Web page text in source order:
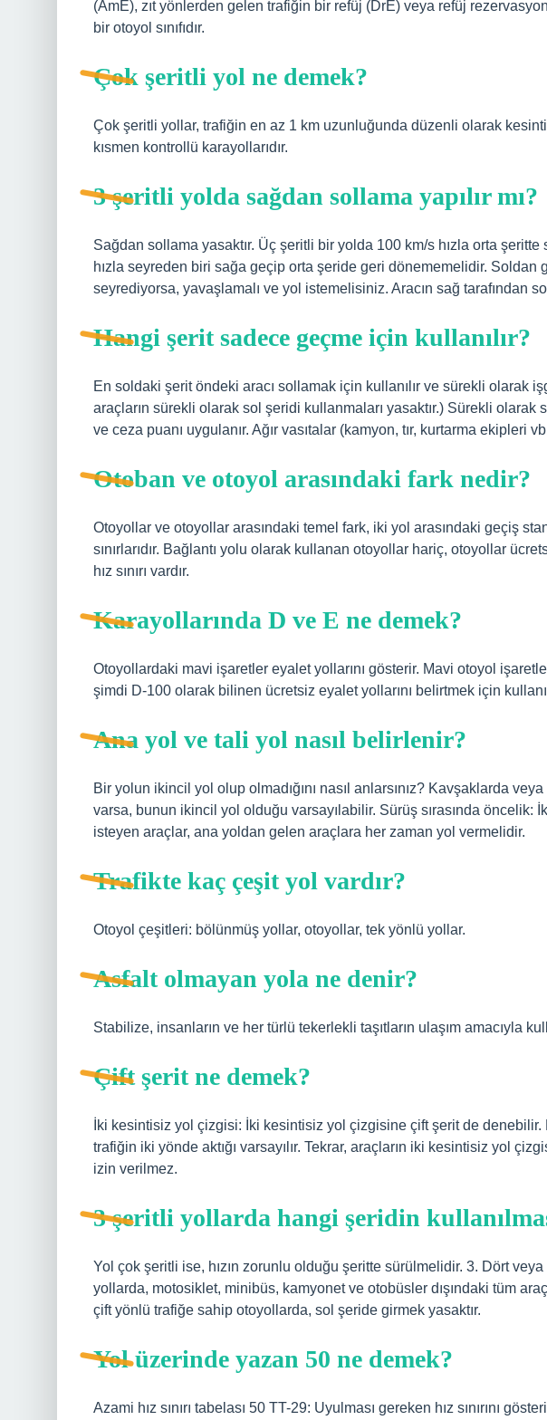
(AmE), zıt yönlerden gelen trafiğin bir refüj (DrE) veya refüj
bir otoyol sınıfıdır.
Çok şeritli yol ne demek?
Çok şeritli yollar, trafiğin en az 1 km uzunluğunda düzenli olarak
kısmen kontrollü karayollarıdır.
3 şeritli yolda sağdan sollama yapılır mı?
Sağdan sollama yasaktır. Üç şeritli bir yolda 100 km/s hızla orta
hızla seyreden biri sağa geçip orta şeride geri dönememelidir. Soldan
seyrediyorsa, yavaşlamalı ve yol istemelisiniz. Aracın sağ tarafından
Hangi şerit sadece geçme için kullanılır?
En soldaki şerit öndeki aracı sollamak için kullanılır ve sürekli olarak
araçların sürekli olarak sol şeridi kullanmaları yasaktır.) Sürekli olarak
ve ceza puanı uygulanır. Ağır vasıtalar (kamyon, tır, kurtarma ekipleri
Otoban ve otoyol arasındaki fark nedir?
Otoyollar ve otoyollar arasındaki temel fark, iki yol arasındaki geçiş
sınırlarıdır. Bağlantı yolu olarak kullanan otoyollar hariç, otoyollar
hız sınırı vardır.
Karayollarında D ve E ne demek?
Otoyollardaki mavi işaretler eyalet yollarını gösterir. Mavi otoyol
şimdi D-100 olarak bilinen ücretsiz eyalet yollarını belirtmek için
Ana yol ve tali yol nasıl belirlenir?
Bir yolun ikincil yol olup olmadığını nasıl anlarsınız? Kavşaklarda
varsa, bunun ikincil yol olduğu varsayılabilir. Sürüş sırasında öncelik:
isteyen araçlar, ana yoldan gelen araçlara her zaman yol vermelidir.
Trafikte kaç çeşit yol vardır?
Otoyol çeşitleri: bölünmüş yollar, otoyollar, tek yönlü yollar.
Asfalt olmayan yola ne denir?
Stabilize, insanların ve her türlü tekerlekli taşıtların ulaşım amacıyla
Çift şerit ne demek?
İki kesintisiz yol çizgisi: İki kesintisiz yol çizgisine çift şerit de
trafiğin iki yönde aktığı varsayılır. Tekrar, araçların iki kesintisiz yol
izin verilmez.
3 şeritli yollarda hangi şeridin
Yol çok şeritli ise, hızın zorunlu olduğu şeritte sürülmelidir. 3. Dört
yollarda, motosiklet, minibüs, kamyonet ve otobüsler dışındaki tüm
çift yönlü trafiğe sahip otoyollarda, sol şeride girmek yasaktır.
Yol üzerinde yazan 50 ne demek?
Azami hız sınırı tabelası 50 TT-29: Uyulması gereken hız sınırını